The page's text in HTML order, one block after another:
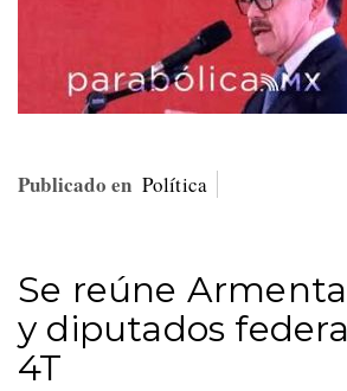
Publicado en Política
Se reúne
y diputados
4T